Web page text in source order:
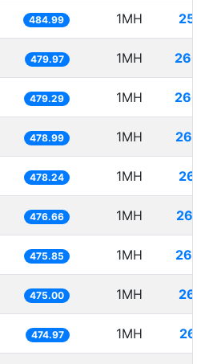
484.99 1MH
479.97 1MH
479.29 1MH
478.99 1MH
478.24 1MH
476.66 1MH
475.85 1MH
475.00 1MH
474.97 1MH